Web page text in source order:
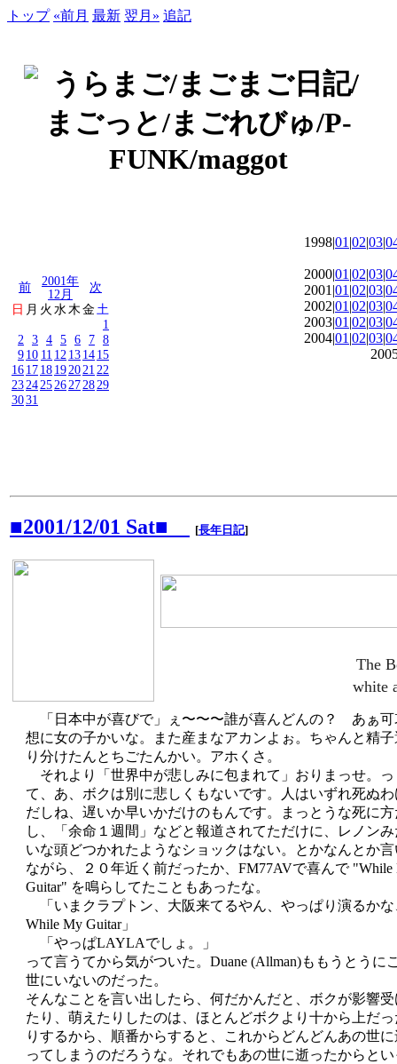
トップ «前月 最新 翌月» 追記
前
2001年
12月
次
日 月 火 水 木金 土
1
2
3 4 5 6 7 8
910 11 12 131415
161718192021 22
23242526272829
3031
1998|01 |02|03|
2000|01 |02|03|
2001|01 |02|03|
2002|01 |02|03|
2003|01 |02|03|
2004|01 |02|03|
■2001/12/01 Sat■ [長年日記]
The
white
「日本中が喜びで」ぇ〜〜〜誰が喜んどんの？ あぁ可
想に女の子かいな。また産まなアカンよぉ。ちゃんと精子
り分けたんとちごたんかい。アホくさ。
それより「世界中が悲しみに包まれて」おりまっせ。っ
て、あ、ボクは別に悲しくもないです。人はいずれ死ぬわ
だしね、遅いか早いかだけのもんです。まっとうな死に方
し、「余命１週間」などと報道されてただけに、レノンみ
いな頭どつかれたようなショックはない。とかなんとか言
ながら、２０年近く前だったか、FM77AVで喜んで "While
Guitar" を鳴らしてたこともあったな。
「いまクラプトン、大阪来てるやん、やっぱり演るかな
While My Guitar」
「やっぱLAYLAでしょ。」
って言うてから気がついた。Duane (Allman)ももうとうに
世にいないのだった。
そんなことを言い出したら、何だかんだと、ボクが影響受
たり、萌えたりしたのは、ほとんどボクより十から上だっ
りするから、順番からすると、これからどんどんあの世に
ってしまうのだろうな。それでもあの世に逝ったからとい